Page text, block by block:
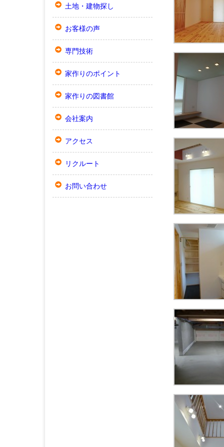
土地・建物探し
お客様の声
専門技術
家作りのポイント
家作りの図書館
会社案内
アクセス
リクルート
お問い合わせ